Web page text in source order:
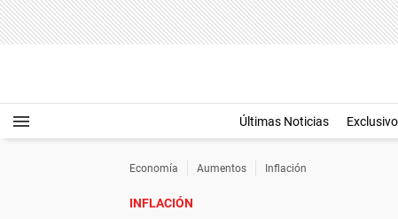
Últimas Noticias
Economía Aumentos Inflación
INFLACIÓN